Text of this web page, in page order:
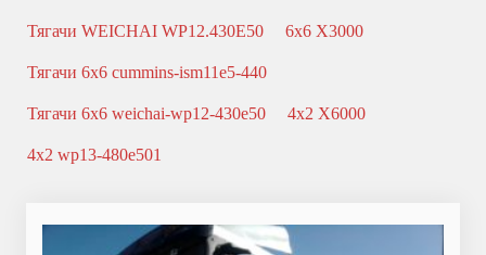
Тягачи WEICHAI WP12.430E50 6x6 X3000
Тягачи 6x6 cummins-ism11e5-440
Тягачи 6x6 weichai-wp12-430e50 4x2 X6000
4x2 wp13-480e501